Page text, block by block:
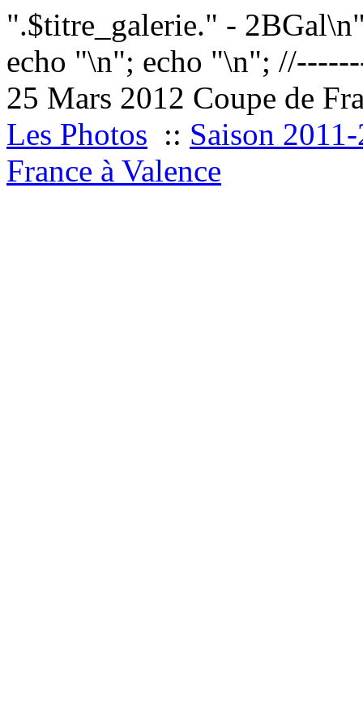
".$titre_galerie." -
echo "\n"; echo "\n";
25 Mars 2012 Coupe de
Les Photos :: Saison
France à Valence